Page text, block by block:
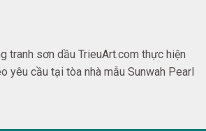
tranh sơn dầu TrieuArt.com thực hiện
yêu cầu tại tòa nhà mẫu Sunwah Pearl